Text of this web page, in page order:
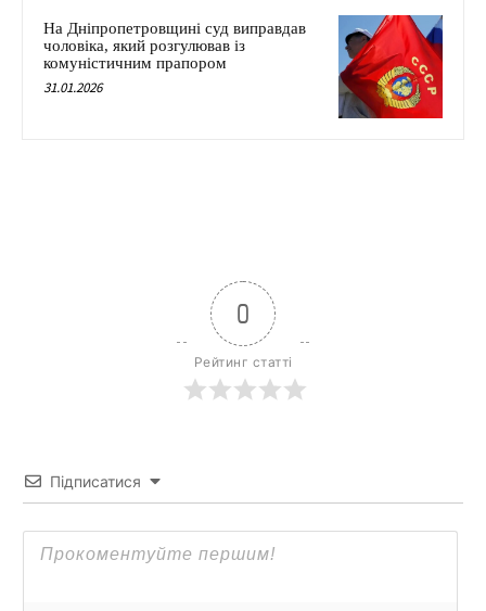
На Дніпропетровщині суд виправдав
чоловіка, який розгулював із
комуністичним прапором
31.01.2026
0
Рейтинг статті
Підписатися